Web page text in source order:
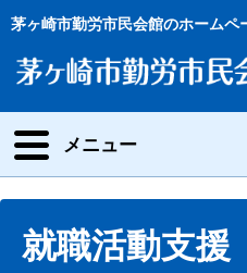
茅ヶ崎市勤労市民会館のホームペ
メニュー
就職活動支援